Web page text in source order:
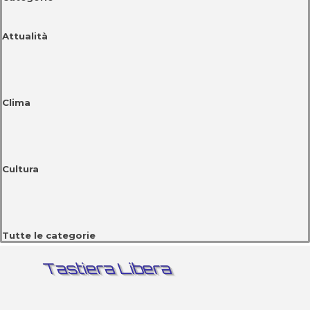
Attualità
Clima
Cultura
Tutte le categorie
Tastiera Libera